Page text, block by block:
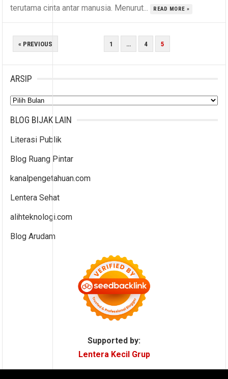
terutama cinta antar manusia. Menurut...
READ MORE »
PAGINASI
« PREVIOUS 1 … 4 5
ARSIP
Arsip
BLOG BIJAK LAIN
Literasi Publik
Blog Ruang Pintar
kanalpengetahuan.com
Lentera Sehat
alihteknologi.com
Blog Arudam
Supported by:
Lentera Kecil Grup